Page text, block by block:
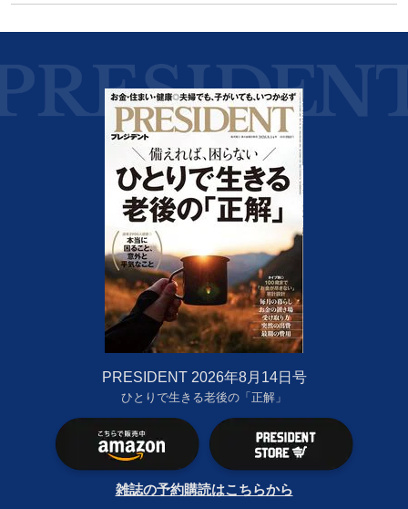
PRESIDENT 2026年8月14日号
ひとりで生きる老後の「正解」
雑誌の予約購読はこちらから